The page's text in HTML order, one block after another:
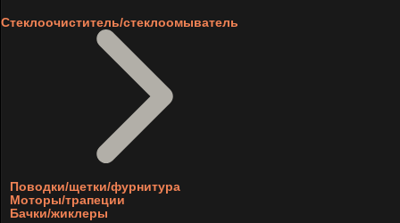
Стеклоочиститель/стеклоомыватель
Поводки/щетки/фурнитура
Моторы/трапеции
Бачки/жиклеры